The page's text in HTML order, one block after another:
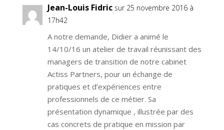
Jean-Louis Fidric sur 25 novembre 2016 à
17h42
A notre demande, Didier a animé le
14/10/16 un atelier de travail réunissant des
managers de transition de notre cabinet
Actiss Partners, pour un échange de
pratiques et d’expériences entre
professionnels de ce métier. Sa
présentation dynamique , illustrée par des
cas concrets de pratique en mission par